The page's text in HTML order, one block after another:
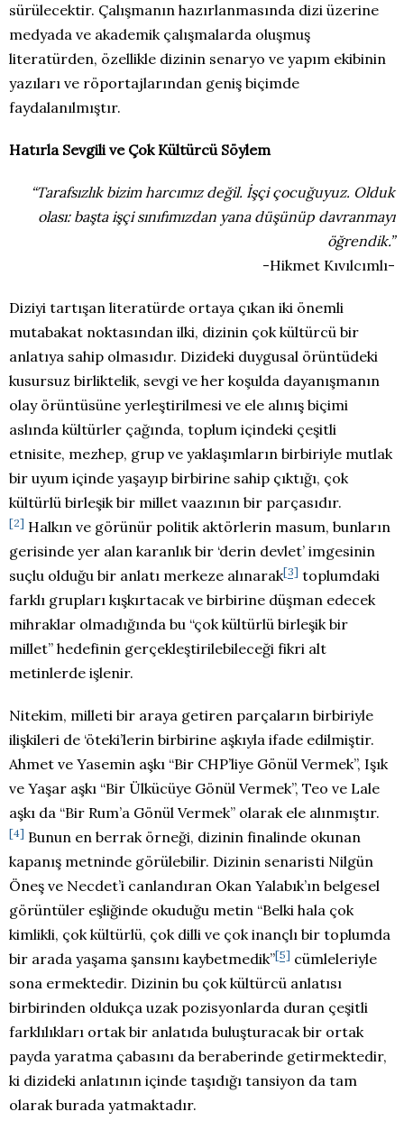
sürülecektir. Çalışmanın hazırlanmasında dizi üzerine
medyada ve akademik çalışmalarda oluşmuş
literatürden, özellikle dizinin senaryo ve yapım ekibinin
yazıları ve röportajlarından geniş biçimde
faydalanılmıştır.
Hatırla Sevgili ve Çok Kültürcü Söylem
“Tarafsızlık bizim harcımız değil. İşçi çocuğuyuz. Olduk
olası: başta işçi sınıfımızdan yana düşünüp davranmayı
öğrendik.”
-Hikmet Kıvılcımlı-
Diziyi tartışan literatürde ortaya çıkan iki önemli
mutabakat noktasından ilki, dizinin çok kültürcü bir
anlatıya sahip olmasıdır. Dizideki duygusal örüntüdeki
kusursuz birliktelik, sevgi ve her koşulda dayanışmanın
olay örüntüsüne yerleştirilmesi ve ele alınış biçimi
aslında kültürler çağında, toplum içindeki çeşitli
etnisite, mezhep, grup ve yaklaşımların birbiriyle mutlak
bir uyum içinde yaşayıp birbirine sahip çıktığı, çok
kültürlü birleşik bir millet vaazının bir parçasıdır.
[2] Halkın ve görünür politik aktörlerin masum, bunların
gerisinde yer alan karanlık bir ‘derin devlet’ imgesinin
suçlu olduğu bir anlatı merkeze alınarak[3] toplumdaki
farklı grupları kışkırtacak ve birbirine düşman edecek
mihraklar olmadığında bu “çok kültürlü birleşik bir
millet” hedefinin gerçekleştirilebileceği fikri alt
metinlerde işlenir.
Nitekim, milleti bir araya getiren parçaların birbiriyle
ilişkileri de ‘öteki’lerin birbirine aşkıyla ifade edilmiştir.
Ahmet ve Yasemin aşkı “Bir CHP’liye Gönül Vermek”, Işık
ve Yaşar aşkı “Bir Ülkücüye Gönül Vermek”, Teo ve Lale
aşkı da “Bir Rum’a Gönül Vermek” olarak ele alınmıştır.
[4] Bunun en berrak örneği, dizinin finalinde okunan
kapanış metninde görülebilir. Dizinin senaristi Nilgün
Öneş ve Necdet’i canlandıran Okan Yalabık’ın belgesel
görüntüler eşliğinde okuduğu metin “Belki hala çok
kimlikli, çok kültürlü, çok dilli ve çok inançlı bir toplumda
bir arada yaşama şansını kaybetmedik”[5] cümleleriyle
sona ermektedir. Dizinin bu çok kültürcü anlatısı
birbirinden oldukça uzak pozisyonlarda duran çeşitli
farklılıkları ortak bir anlatıda buluşturacak bir ortak
payda yaratma çabasını da beraberinde getirmektedir,
ki dizideki anlatının içinde taşıdığı tansiyon da tam
olarak burada yatmaktadır.